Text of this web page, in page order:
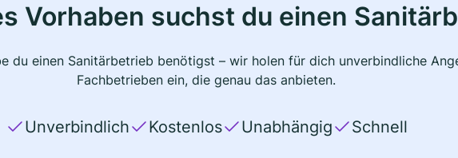
Vorhaben suchst du einen
du einen Sanitärbetrieb benötigst – wir holen für dich unverbindliche
Fachbetrieben ein, die genau das anbieten.
Unverbindlich Kostenlos Unabhängig Schnell